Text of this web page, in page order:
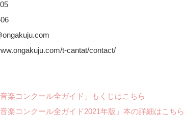
t-cantat/contact/
音楽コンクール全ガイド」もくじはこちら
音楽コンクール全ガイド2021年版」本の詳細はこちら